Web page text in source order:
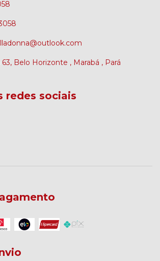
63, Belo Horizonte , Marabá , Pará
redes sociais